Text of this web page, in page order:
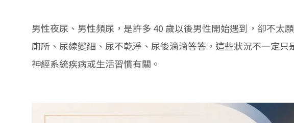
男性夜尿、男性頻尿，是許多 40 歲以後男性開始遇到，卻不太
廁所、尿線變細、尿不乾淨、尿後滴滴答答，這些狀況不一定
神經系統疾病或生活習慣有關。